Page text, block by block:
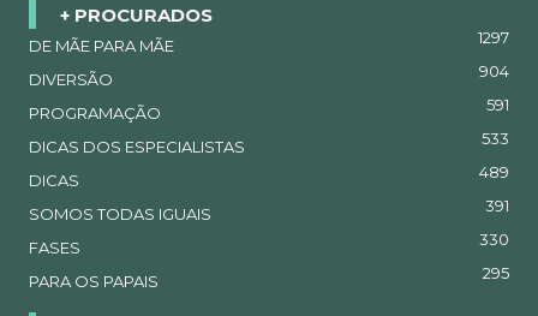
+ PROCURADOS
DE MÃE PARA MÃE 1297
DIVERSÃO 904
PROGRAMAÇÃO 591
DICAS DOS ESPECIALISTAS 533
DICAS 489
SOMOS TODAS IGUAIS 391
FASES 330
PARA OS PAPAIS 295